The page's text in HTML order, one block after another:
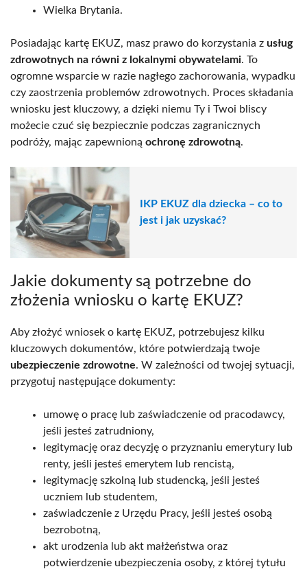
Wielka Brytania.
Posiadając kartę EKUZ, masz prawo do korzystania z usług
zdrowotnych na równi z lokalnymi obywatelami. To
ogromne wsparcie w razie nagłego zachorowania, wypadku
czy zaostrzenia problemów zdrowotnych. Proces składania
wniosku jest kluczowy, a dzięki niemu Ty i Twoi bliscy
możecie czuć się bezpiecznie podczas zagranicznych
podróży, mając zapewnioną ochronę zdrowotną.
IKP EKUZ dla dziecka – co to
jest i jak uzyskać?
Jakie dokumenty są potrzebne do
złożenia wniosku o kartę EKUZ?
Aby złożyć wniosek o kartę EKUZ, potrzebujesz kilku
kluczowych dokumentów, które potwierdzają twoje
ubezpieczenie zdrowotne. W zależności od twojej sytuacji,
przygotuj następujące dokumenty:
umowę o pracę lub zaświadczenie od pracodawcy,
jeśli jesteś zatrudniony,
legitymację oraz decyzję o przyznaniu emerytury lub
renty, jeśli jesteś emerytem lub rencistą,
legitymację szkolną lub studencką, jeśli jesteś
uczniem lub studentem,
zaświadczenie z Urzędu Pracy, jeśli jesteś osobą
bezrobotną,
akt urodzenia lub akt małżeństwa oraz
potwierdzenie ubezpieczenia osoby, z której tytułu